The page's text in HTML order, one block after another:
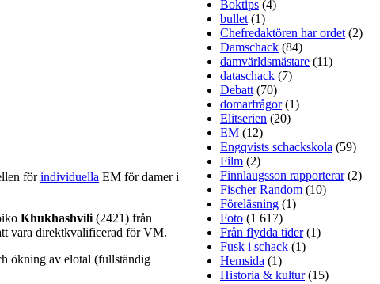
förindividuella EM för damer i
Khukhashvili (2421) från
vara direktkvalificerad för VM.
ökning av elotal (fullständig
Boktips (4)
bullet (1)
Chefredaktören har ordet (2)
Damschack (84)
damvärldsmästare (11)
dataschack (7)
Debatt (70)
domarfrågor(1)
Elitserien (20)
EM (12)
Engqvists schackskola (59)
Film (2)
Finnlaugsson rapporterar(2)
Fischer Random (10)
Föreläsning (1)
Foto (1 617)
Från flydda tider(1)
Fusk i schack (1)
Hemsida (1)
Historia & kultur(15)